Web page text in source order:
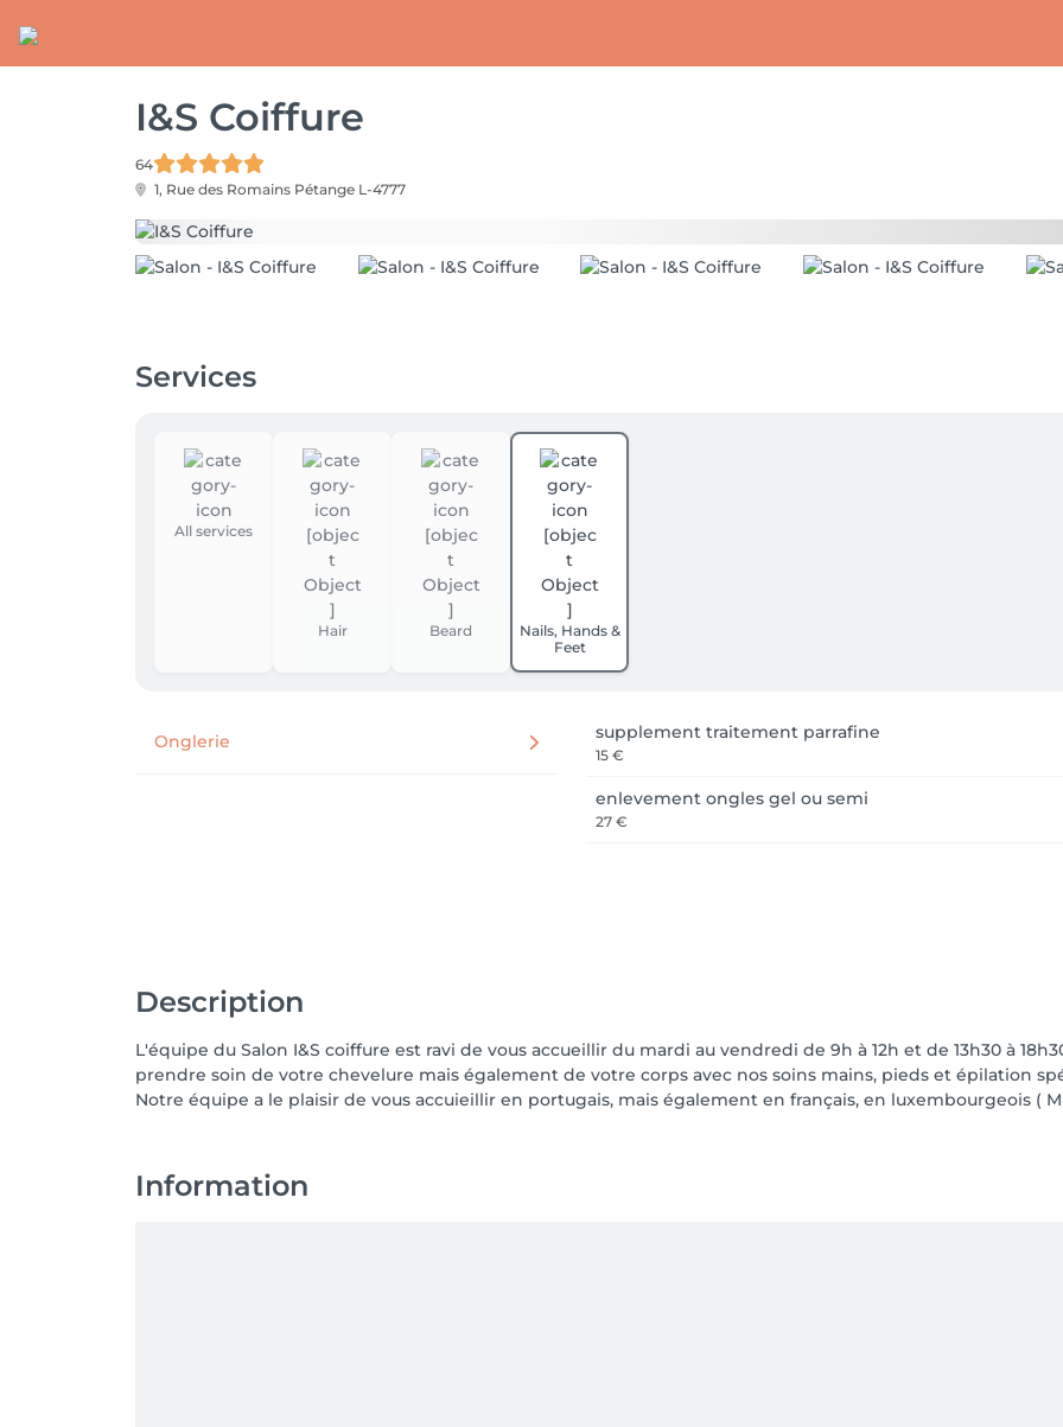
I&S Coiffure
64
1, Rue des Romains Pétange L-4777
Services
All services
Hair Beard
Nails, Hands &
Feet
Onglerie supplement traitement parrafine
15 €
enlevement ongles gel ou semi
27 €
Description
L'équipe du Salon I&S coiffure est ravi de vous accueillir du mardi au vendredi de 9h à 12h et de 13h30 à
prendre soin de votre chevelure mais également de votre corps avec nos soins mains, pieds et épilation
Notre équipe a le plaisir de vous accuieillir en portugais, mais également en français, en luxembourgeois (
Information